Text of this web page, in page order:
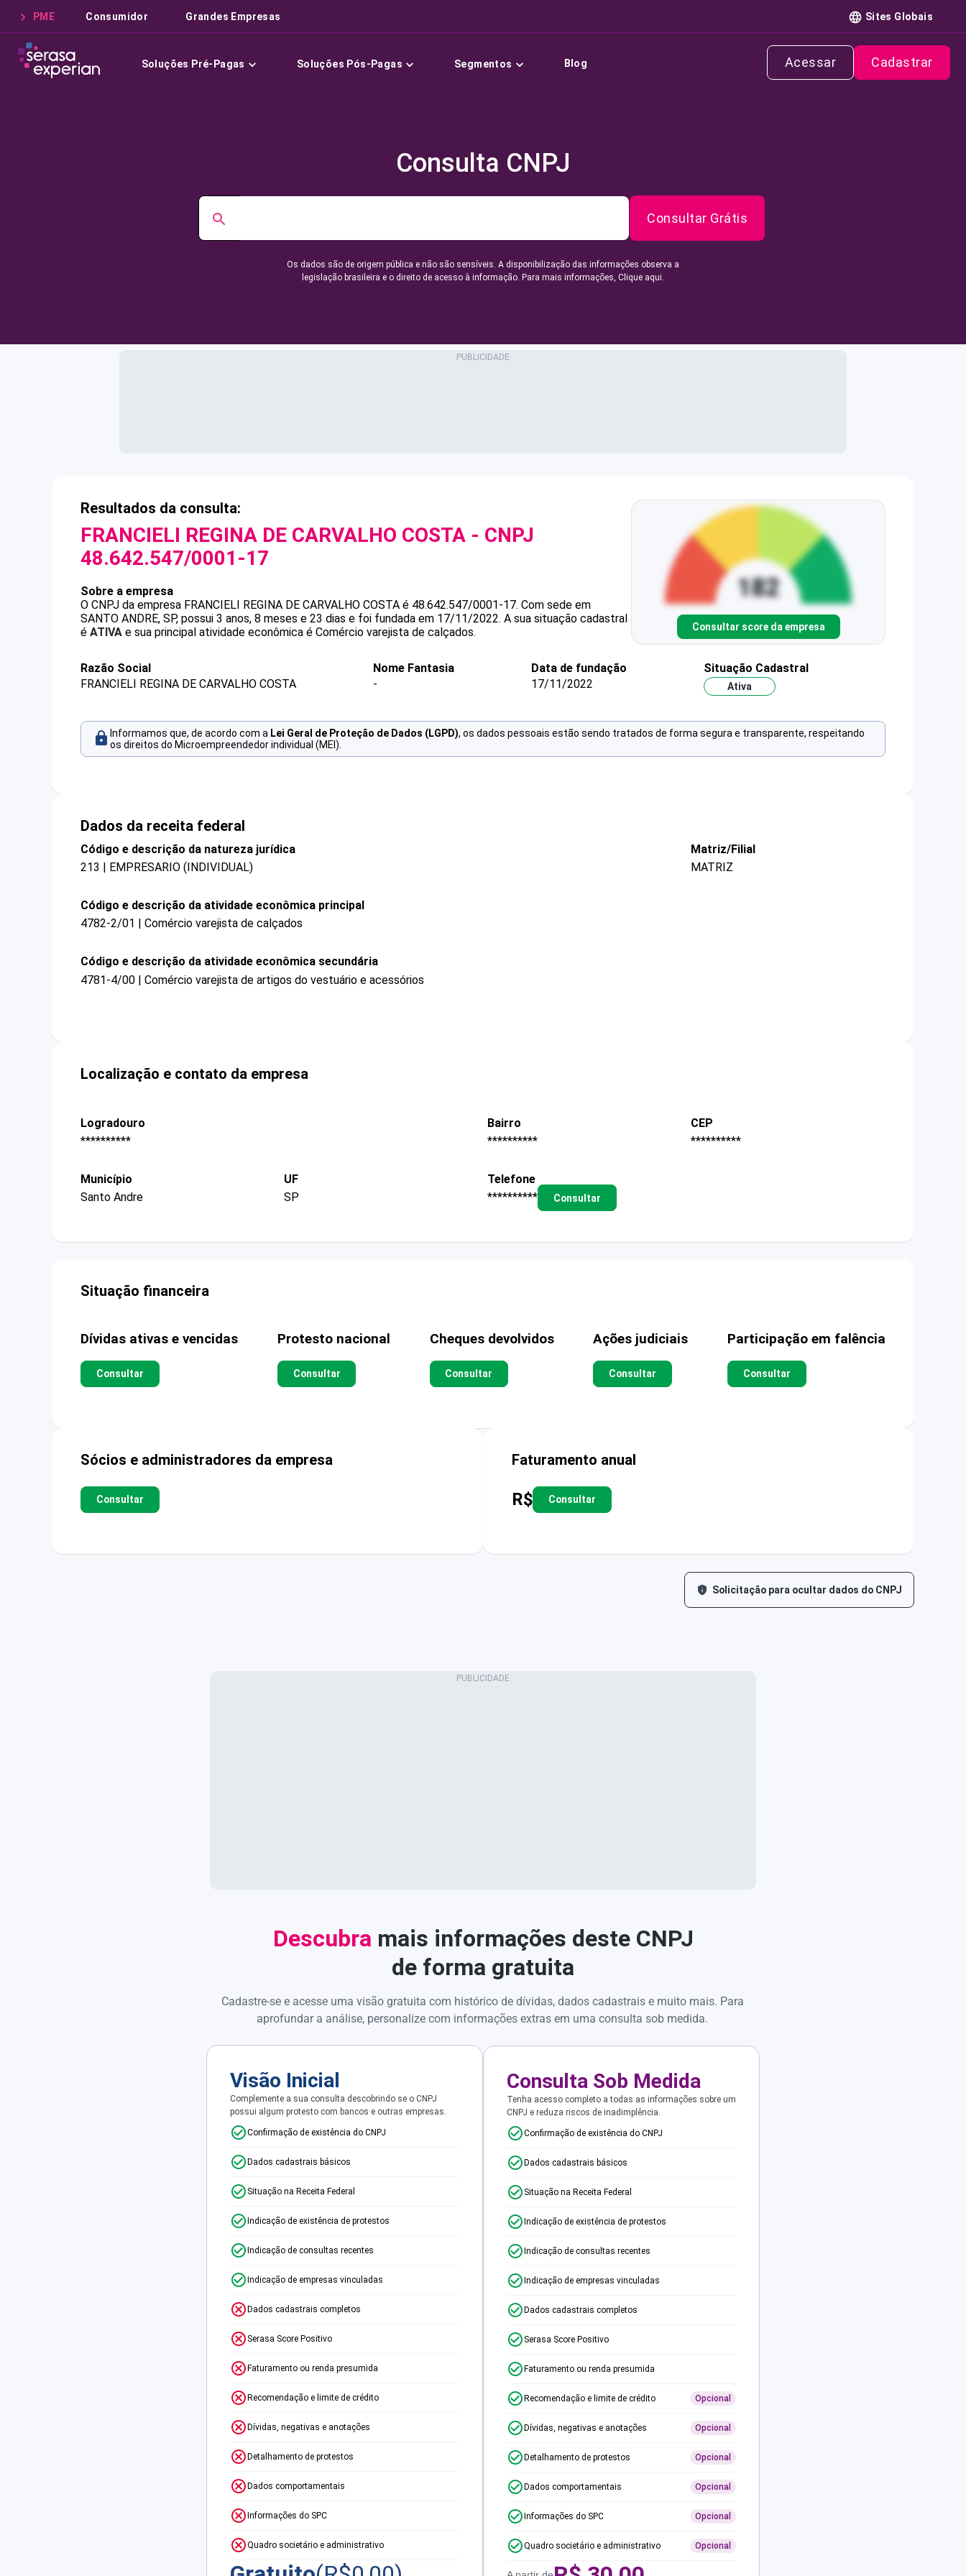
PME Consumidor Grandes Empresas Sites Globais
Soluções Pré-Pagas Soluções Pós-Pagas Segmentos Blog Acessar Cadastrar
Consulta CNPJ
Consultar Grátis
Os dados são de origem pública e não são sensíveis. A disponibilização das informações observa a
legislação brasileira e o direito de acesso à informação. Para mais informações, Clique aqui.
Resultados da consulta:
FRANCIELI REGINA DE CARVALHO COSTA - CNPJ
48.642.547/0001-17
Sobre a empresa
O CNPJ da empresa FRANCIELI REGINA DE CARVALHO COSTA é 48.642.547/0001-17. Com sede em
SANTO ANDRE, SP, possui 3 anos, 8 meses e 23 dias e foi fundada em 17/11/2022. A sua situação cadastral
é ATIVA e sua principal atividade econômica é Comércio varejista de calçados. Consultar score da empresa
Razão Social
FRANCIELI REGINA DE CARVALHO COSTA
Nome Fantasia
-
Data de fundação
17/11/2022
Situação Cadastral
Ativa
Informamos que, de acordo com a Lei Geral de Proteção de Dados (LGPD), os dados pessoais estão sendo tratados de forma segura e transparente, respeitando
os direitos do Microempreendedor individual (MEI).
Dados da receita federal
Código e descrição da natureza jurídica
213 | EMPRESARIO (INDIVIDUAL)
Matriz/Filial
MATRIZ
Código e descrição da atividade econômica principal
4782-2/01 | Comércio varejista de calçados
Código e descrição da atividade econômica secundária
4781-4/00 | Comércio varejista de artigos do vestuário e acessórios
Localização e contato da empresa
Logradouro
**********
Bairro
**********
CEP
**********
Município
Santo Andre
UF
SP
Telefone
**********
Consultar
Situação financeira
Dívidas ativas e vencidas
Consultar
Protesto nacional
Consultar
Cheques devolvidos
Consultar
Ações judiciais
Consultar
Participação em falência
Consultar
Sócios e administradores da empresa
Consultar
Faturamento anual
R$ Consultar
Solicitação para ocultar dados do CNPJ
Descubra mais informações deste CNPJ
de forma gratuita
Cadastre-se e acesse uma visão gratuita com histórico de dívidas, dados cadastrais e muito mais. Para
aprofundar a análise, personalize com informações extras em uma consulta sob medida.
Visão Inicial
Complemente a sua consulta descobrindo se o CNPJ
possui algum protesto com bancos e outras empresas.
Confirmação de existência do CNPJ
Dados cadastrais básicos
Situação na Receita Federal
Indicação de existência de protestos
Indicação de consultas recentes
Indicação de empresas vinculadas
Dados cadastrais completos
Serasa Score Positivo
Faturamento ou renda presumida
Recomendação e limite de crédito
Dívidas, negativas e anotações
Detalhamento de protestos
Dados comportamentais
Informações do SPC
Quadro societário e administrativo
Consulta Sob Medida
Tenha acesso completo a todas as informações sobre um
CNPJ e reduza riscos de inadimplência.
Confirmação de existência do CNPJ
Dados cadastrais básicos
Situação na Receita Federal
Indicação de existência de protestos
Indicação de consultas recentes
Indicação de empresas vinculadas
Dados cadastrais completos
Serasa Score Positivo
Faturamento ou renda presumida
Recomendação e limite de crédito Opcional
Dívidas, negativas e anotações Opcional
Detalhamento de protestos Opcional
Dados comportamentais Opcional
Informações do SPC Opcional
Quadro societário e administrativo Opcional